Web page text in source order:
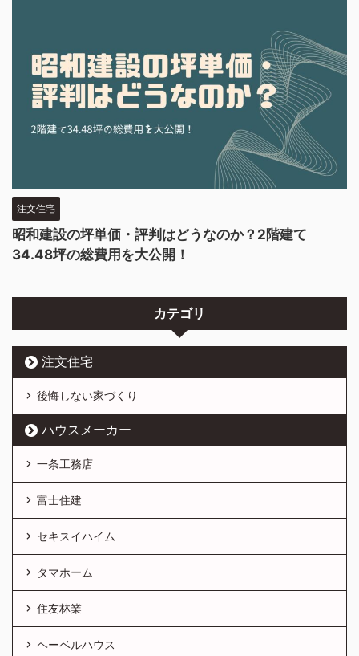
注文住宅
昭和建設の坪単価・評判はどうなのか？2階建て
34.48坪の総費用を大公開！
カテゴリ
注文住宅
後悔しない家づくり
ハウスメーカー
一条工務店
富士住建
セキスイハイム
タマホーム
住友林業
ヘーベルハウス